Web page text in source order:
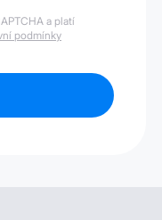
a platí
podmínky